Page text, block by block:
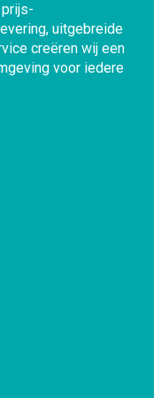
uitgebreide
creëren wij een
voor iedere